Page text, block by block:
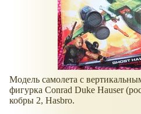
Модель самолета с
фигурка Conrad Duke Hauser
кобры 2, Hasbro.